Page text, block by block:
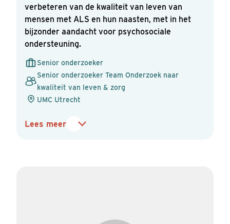
verbeteren van de kwaliteit van leven van
mensen met ALS en hun naasten, met in het
bijzonder aandacht voor psychosociale
ondersteuning.
Senior onderzoeker
Senior onderzoeker Team Onderzoek naar
kwaliteit van leven & zorg
UMC Utrecht
Lees meer